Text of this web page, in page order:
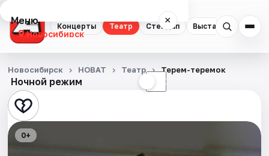
Концерты Театр Стендап Выставки
Меню ×
Новосибирск
Концерты
Театр
Стендап
Выставки
Ночной режим ☾
Новосибирск НОВАТ Театр Терем-теремок
0+